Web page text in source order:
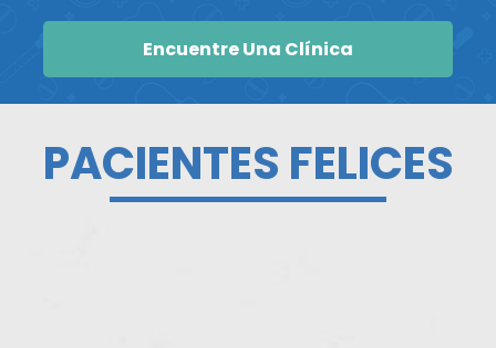
Encuentre Una Clínica
PACIENTES FELICES